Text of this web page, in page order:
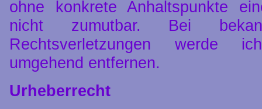
ohne konkrete Anhaltspunkte
nicht zumutbar. Bei
Rechtsverletzungen werde
umgehend entfernen.
Urheberrecht